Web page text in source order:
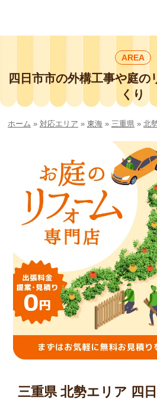
外構工事や庭リフ
No.1チェーン店の
smileガーデンプチ
任せください！
AREA
四日市市の外構工事や庭の
くり
ホーム » 対応エリア » 東海 » 三重県 » 北
三重県 北勢エリア 四